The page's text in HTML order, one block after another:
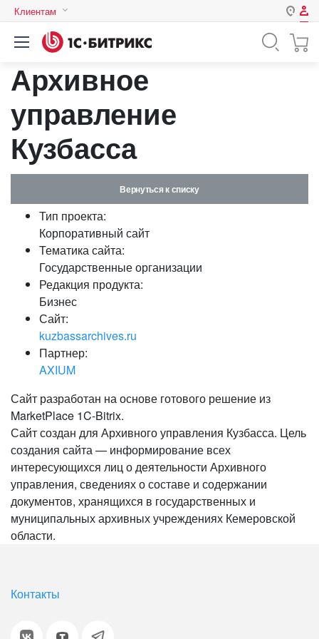
Клиентам
Авторизация
Логин
Пароль
Запомнить меня на этом
Забыли свой пароль?
Архивное
управление
Кузбасса
Вернуться к списку
Тип проекта:
Корпоративный сайт
Тематика сайта:
Государственные организации
Редакция продукта:
Бизнес
Сайт:
kuzbassarchives.ru
Партнер:
AXIUM
Сайт разработан на основе готового решение из
MarketPlace 1C-Bitrix.
Сайт создан для Архивного управления Кузбасса. Цель
создания сайта — информирование всех
интересующихся лиц о деятельности Архивного
управления, сведениях о составе и содержании
документов, хранящихся в государственных и
муниципальных архивных учреждениях Кемеровской
области.
Контакты